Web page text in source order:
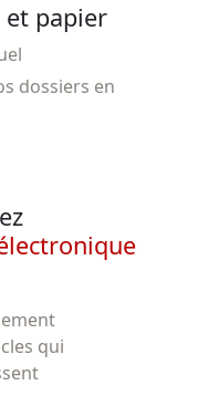
papier
dossiers en
qui